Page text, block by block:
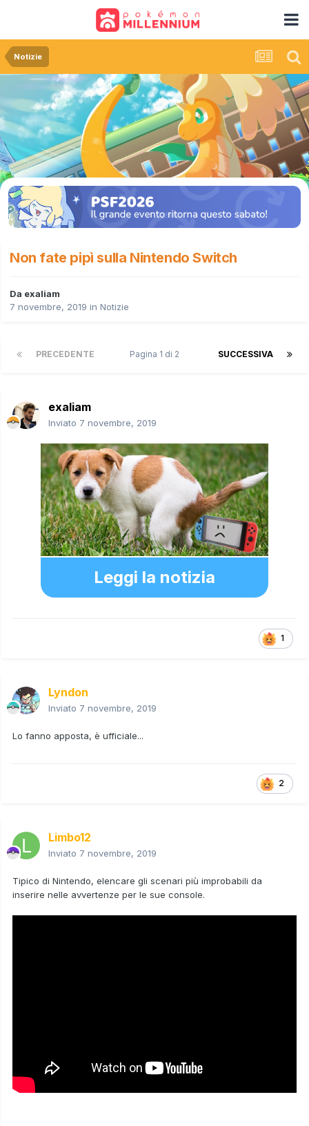
Notizie
Non fate pipì sulla Nintendo Switch
Da exaliam
7 novembre, 2019 in Notizie
PRECEDENTE SUCCESSIVA
Pagina 1 di 2
exaliam
Inviato 7 novembre, 2019
Leggi la notizia
1
Lyndon
Inviato 7 novembre, 2019
Lo fanno apposta, è ufficiale...
2
Limbo12
Inviato 7 novembre, 2019
Tipico di Nintendo, elencare gli scenari più improbabili da
inserire nelle avvertenze per le sue console.